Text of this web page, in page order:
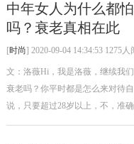
中年女人为什么都
吗？衰老真相在此
[时尚] 2020-09-04 14:34:53 1275人
文：洛薇Hi，我是洛薇，继续我
衰老吗？你平时都是怎么来对待
说，只要超过28岁以上，不，准